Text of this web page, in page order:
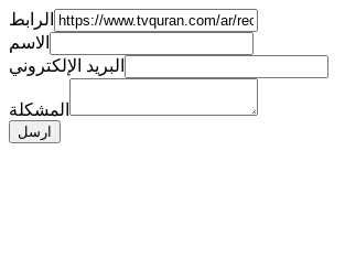
الرابط
الاسم
البريد الإلكتروني
المشكلة
ارسل